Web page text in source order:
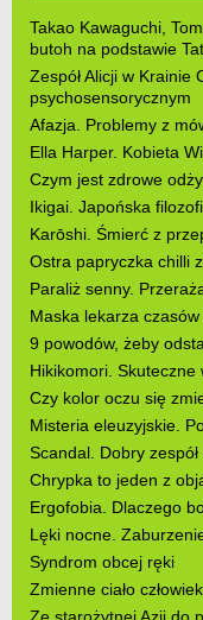
Takao Kawaguchi,
butoh na podstawie
Zespół Alicji w Krainie
psychosensorycznym
Afazja. Problemy z
Ella Harper. Kobieta
Czym jest zdrowe
Ikigai. Japońska
Karōshi. Śmierć z
Ostra papryczka chilli
Paraliż senny.
Maska lekarza
9 powodów, żeby
Hikikomori. Skuteczne
Czy kolor oczu się
Misteria eleuzyjskie.
Scandal. Dobry
Chrypka to jeden z
Ergofobia. Dlaczego
Lęki nocne.
Syndrom obcej ręki
Zmienne ciało